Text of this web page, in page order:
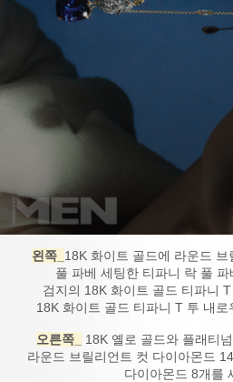
왼쪽_ 18K 화이트 골드에 라운드
풀 파베 세팅한 티파니 락 풀
검지의 18K 화이트 골드 티파니
18K 화이트 골드 티파니 T 투 내로
오른쪽_
18K 옐로 골드와 플래티
라운드 브릴리언트 컷 다이아몬드
다이아몬드 8개를